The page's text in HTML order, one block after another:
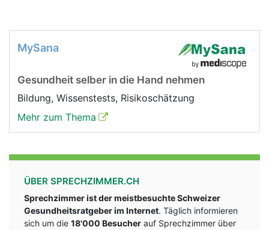
MySana
Gesundheit selber in die Hand nehmen
Bildung, Wissenstests, Risikoschätzung
Mehr zum Thema
ÜBER SPRECHZIMMER.CH
Sprechzimmer ist der meistbesuchte Schweizer
Gesundheitsratgeber im Internet. Täglich informieren
sich um die 18'000 Besucher auf Sprechzimmer über